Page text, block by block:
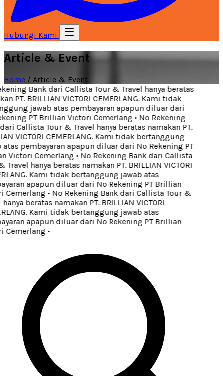
Hubungi Kami
Article & Event
Home / Article & Event
Bank dari Callista Tour & Travel hanya beratas
PT. BRILLIAN VICTORI CEMERLANG. Kami tidak
jawab atas pembayaran apapun diluar dari
PT Brillian Victori Cemerlang• No Rekening
Callista Tour & Travel hanya beratas namakan PT.
VICTORI CEMERLANG. Kami tidak bertanggung
pembayaran apapun diluar dari No Rekening PT
Cemerlang• No Rekening Bank dari Callista
hanya beratas namakan PT. BRILLIAN VICTORI
Kami tidak bertanggung jawab atas
apapun diluar dari No Rekening PT Brillian
• No Rekening Bank dari Callista Tour &
beratas namakan PT. BRILLIAN VICTORI
Kami tidak bertanggung jawab atas
apapun diluar dari No Rekening PT Brillian
•